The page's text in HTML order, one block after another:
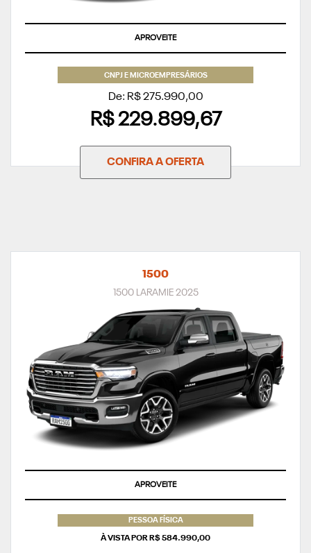
APROVEITE
CNPJ E MICROEMPRESÁRIOS
De: R$ 275.990,00
R$ 229.899,67
CONFIRA A OFERTA
1500
1500 LARAMIE 2025
APROVEITE
PESSOA FÍSICA
À VISTA POR R$ 584.990,00